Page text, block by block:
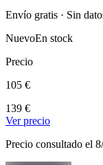
Envío gratis · Sin
NuevoEn stock
Precio
105 €
139 €
Ver precio
Precio consultado el